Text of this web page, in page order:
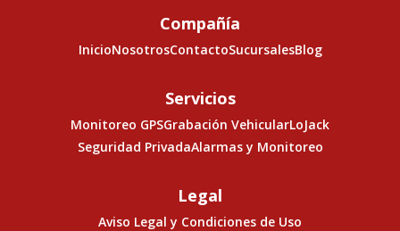
Compañía
InicioNosotrosContactoSucursalesBlog
Servicios
Monitoreo GPSGrabación VehicularLoJack
Seguridad PrivadaAlarmas y Monitoreo
Legal
Aviso Legal y Condiciones de Uso